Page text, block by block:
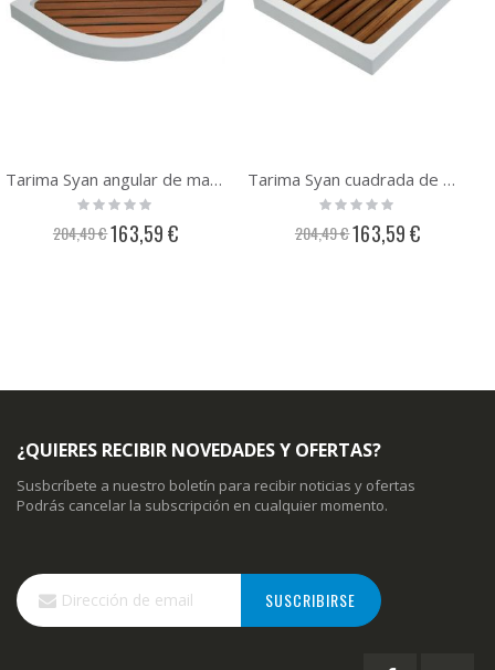
Tarima Syan angular de madera de Iroko para plato de ducha
Rating:
0%
204,49 €Precio
especial
163,59 €
Tarima Syan cuadrada de madera de Iroko para plato de ducha
Rating:
0%
204,49 €Precio
especial
163,59 €
¿QUIERES RECIBIR NOVEDADES Y OFERTAS?
Susbcríbete a nuestro boletín para recibir noticias y ofertas
Podrás cancelar la subscripción en cualquier momento.
Inscríbase
a
nuestro
SUSCRIBIRSE